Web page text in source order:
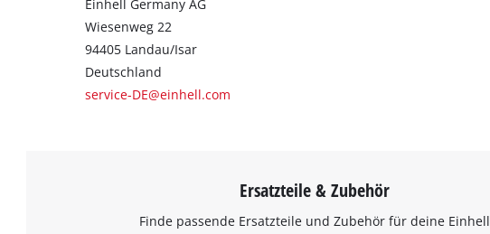
Einhell Germany AG
Wiesenweg 22
94405 Landau/Isar
Deutschland
service-DE@einhell.com
Ersatzteile & Zubehör
Finde passende Ersatzteile und Zubehör für deine Einhell